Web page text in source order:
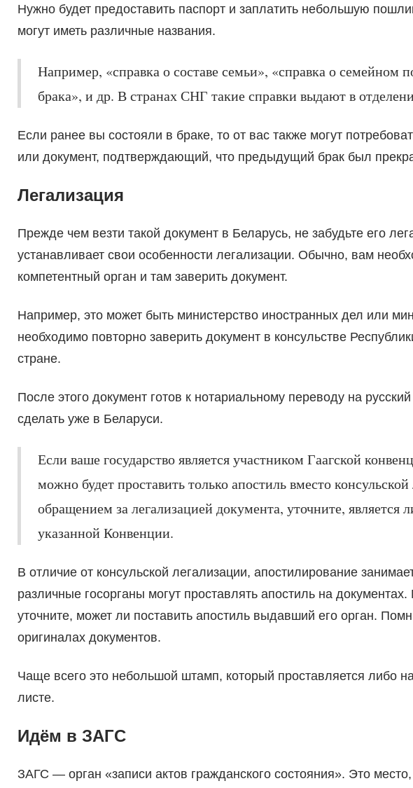
Нужно будет предоставить паспорт и заплатить небольшую
могут иметь различные названия.
Например, «справка о составе семьи», «справка о семейном
брака», и др. В странах СНГ такие справки выдают в
Если ранее вы состояли в браке, то от вас также могут
или документ, подтверждающий, что предыдущий брак был
Легализация
Прежде чем везти такой документ в Беларусь, не забудьте его
устанавливает свои особенности легализации. Обычно, вам
компетентный орган и там заверить документ.
Например, это может быть министерство иностранных дел или
необходимо повторно заверить документ в консульстве
стране.
После этого документ готов к нотариальному переводу на
сделать уже в Беларуси.
Если ваше государство является участником Гаагской
можно будет проставить только апостиль вместо
обращением за легализацией документа, уточните, является
указанной Конвенции.
В отличие от консульской легализации, апостилирование
различные госорганы могут проставлять апостиль на
уточните, может ли поставить апостиль выдавший его орган.
оригиналах документов.
Чаще всего это небольшой штамп, который проставляется либо
листе.
Идём в ЗАГС
ЗАГС — орган «записи актов гражданского состояния». Это